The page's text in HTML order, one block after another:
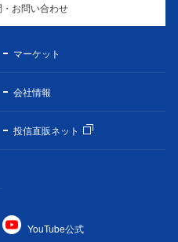
お問い合わせ
マーケット
会社情報
投信直販ネット
YouTube公式